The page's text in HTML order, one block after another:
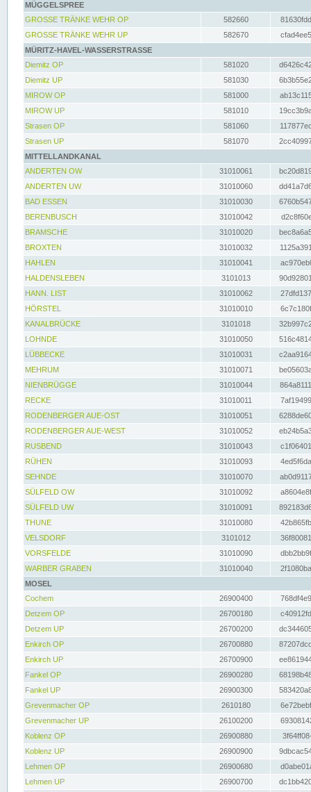
MÜGGELSPREE
GROSSE TRÄNKE WEHR OP
582660
GROSSE TRÄNKE WEHR UP
582670
MÜRITZ-HAVEL-WASSERSTRASSE
Diemitz OP
581020
Diemitz UP
581030
MIROW OP
581000
MIROW UP
581010
Strasen OP
581060
Strasen UP
581070
MITTELLANDKANAL
ANDERTEN OW
31010061
ANDERTEN UW
31010060
BAD ESSEN
31010030
BERENBUSCH
31010042
BRAMSCHE
31010020
BROXTEN
31010032
HAHLEN
31010041
HALDENSLEBEN
3101013
HANN. LIST
31010062
HÖRSTEL
31010010
KANALBRÜCKE
3101018
LOHNDE
31010050
LÜBBECKE
31010031
MEHRUM
31010071
NIENBRÜGGE
31010044
RECKE
31010011
RODENBERGER AUE-OST
31010051
RODENBERGER AUE-WEST
31010052
RUSBEND
31010043
RÜHEN
31010093
SEHNDE
31010070
SÜLFELD OW
31010092
SÜLFELD UW
31010091
THUNE
31010080
VELSDORF
3101012
VORSFELDE
31010090
WARBER GRABEN
31010040
MOSEL
Cochem
26900400
Detzem OP
26700180
Detzem UP
26700200
Enkirch OP
26700880
Enkirch UP
26700900
Fankel OP
26900280
Fankel UP
26900300
Grevenmacher OP
2610180
Grevenmacher UP
26100200
Koblenz OP
26900880
Koblenz UP
26900900
Lehmen OP
26900680
Lehmen UP
26900700